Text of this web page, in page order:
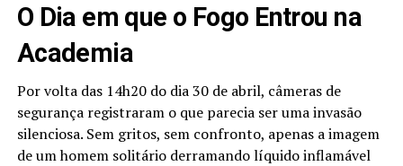
O Dia em que o Fogo Entrou na
Academia
Por volta das 14h20 do dia 30 de abril, câmeras de
segurança registraram o que parecia ser uma invasão
silenciosa. Sem gritos, sem confronto, apenas a imagem
de um homem solitário derramando líquido inflamável